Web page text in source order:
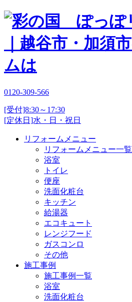
0120-309-566
[受付]8:30～17:30
[定休日]水・日・祝日
リフォームメニュー
リフォームメニュー一覧
浴室
トイレ
便座
洗面化粧台
キッチン
給湯器
エコキュート
レンジフード
ガスコンロ
その他
施工事例
施工事例一覧
浴室
洗面化粧台